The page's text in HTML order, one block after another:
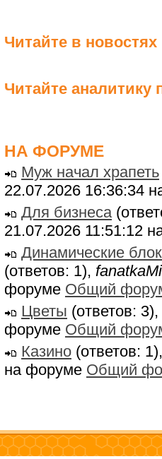
Читайте в
Читайте аналитику
НА ФОРУМЕ
Муж начал храпеть
22.07.2026 16:36:34
Для бизнеса
21.07.2026 11:51:12
Динамические
(ответов: 1),
форуме Общий
Цветы (ответов: 3),
форуме Общий
Казино (ответов:
на форуме Общий